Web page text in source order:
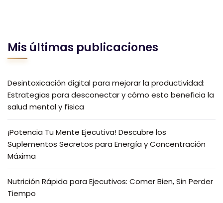
Mis últimas publicaciones
Desintoxicación digital para mejorar la productividad:
Estrategias para desconectar y cómo esto beneficia la
salud mental y física
¡Potencia Tu Mente Ejecutiva! Descubre los
Suplementos Secretos para Energía y Concentración
Máxima
Nutrición Rápida para Ejecutivos: Comer Bien, Sin Perder
Tiempo